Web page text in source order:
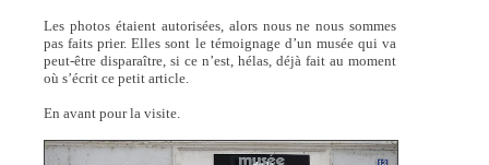
Les photos étaient autorisées, alors nous ne nous sommes
pas faits prier. Elles sont le témoignage d’un musée qui va
peut-être disparaître, si ce n’est, hélas, déjà fait au moment
où s’écrit ce petit article.
En avant pour la visite.